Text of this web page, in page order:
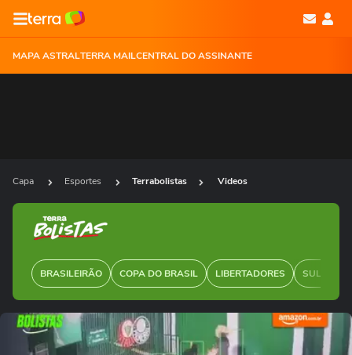
MAPA ASTRALTERRA MAILCENTRAL DO ASSINANTE
Capa Esportes Terrabolistas Videos
BRASILEIRÃO COPA DO BRASIL LIBERTADORES SUL-
Ops!